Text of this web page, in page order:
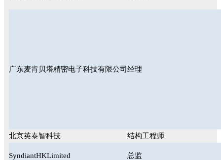
广东麦肯贝塔精密电子科技有限公司经理
北京英泰智科技 结构工程师
SyndiantHKLimited 总监